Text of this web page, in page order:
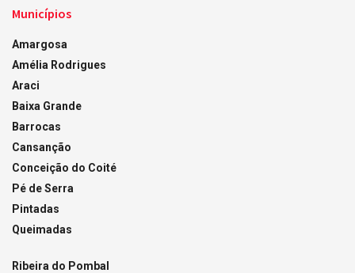
Municípios
Amargosa
Amélia Rodrigues
Araci
Baixa Grande
Barrocas
Cansanção
Conceição do Coité
Pé de Serra
Pintadas
Queimadas
Ribeira do Pombal